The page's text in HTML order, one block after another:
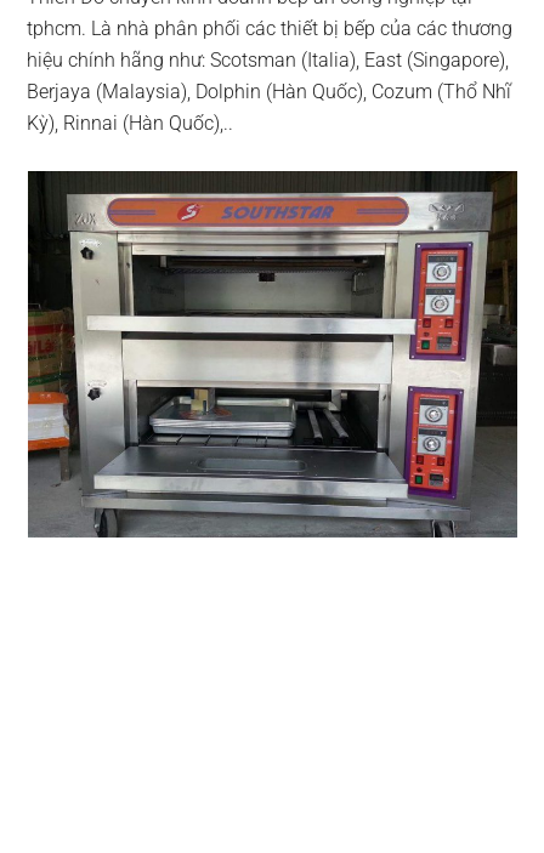
tphcm. Là nhà phân phối các thiết bị bếp của các thương
hiệu chính hãng như: Scotsman (Italia), East (Singapore),
Berjaya (Malaysia), Dolphin (Hàn Quốc), Cozum (Thổ Nhĩ
Kỳ), Rinnai (Hàn Quốc),..